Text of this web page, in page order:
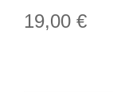
19,00 €